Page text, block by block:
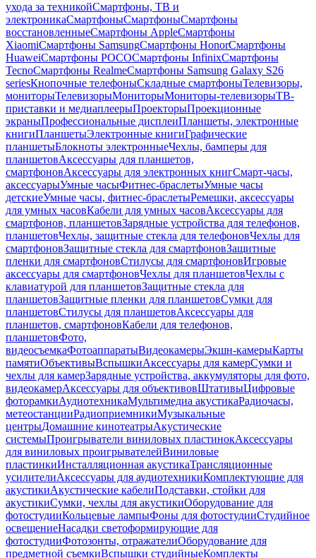
ухода за техникойСмартфоны, ТВ и
электроникаСмартфоныСмартфоныСмартфоны
восстановленныеСмартфоны AppleСмартфоны
XiaomiСмартфоны SamsungСмартфоны HonorСмартфоны
HuaweiСмартфоны POCOСмартфоны InfinixСмартфоны
TecnoСмартфоны RealmeСмартфоны Samsung Galaxy S26
seriesКнопочные телефоныСкладные смартфоныТелевизоры,
мониторыТелевизорыМониторыМониторы-телевизорыТВ-
приставки и медиаплеерыПроекторыПроекционные
экраныПрофессиональные дисплеиПланшеты, электронные
книгиПланшетыЭлектронные книгиГрафические
планшетыБлокноты электронныеЧехлы, бамперы для
планшетовАксессуары для планшетов,
смартфоновАксессуары для электронных книгСмарт-часы,
аксессуарыУмные часыФитнес-браслетыУмные часы
детскиеУмные часы, фитнес-браслетыРемешки, аксессуары
для умных часовКабели для умных часовАксессуары для
смартфонов, планшетовЗарядные устройства для телефонов,
планшетовЧехлы, защитные стекла для телефоновЧехлы для
смартфоновЗащитные стекла для смартфоновЗащитные
пленки для смартфоновСтилусы для смартфоновИгровые
аксессуары для смартфоновЧехлы для планшетовЧехлы с
клавиатурой для планшетовЗащитные стекла для
планшетовЗащитные пленки для планшетовСумки для
планшетовСтилусы для планшетовАксессуары для
планшетов, смартфоновКабели для телефонов,
планшетовФото,
видеосъемкаФотоаппаратыВидеокамерыЭкшн-камерыКарты
памятиОбъективыВспышкиАксессуары для камерСумки и
чехлы для камерЗарядные устройства, аккумуляторы для фото,
видеокамерАксессуары для объективовШтативыЦифровые
фоторамкиАудиотехникаМультимедиа акустикаРадиочасы,
метеостанцииРадиоприемникиМузыкальные
центрыДомашние кинотеатрыАкустические
системыПроигрыватели виниловых пластинокАксессуары
для виниловых проигрывателейВиниловые
пластинкиИнсталляционная акустикаТрансляционные
усилителиАксессуары для аудиотехникиКомплектующие для
акустикиАкустические кабелиПодставки, стойки для
акустикиСумки, чехлы для акустикиОборудование для
фотостудииКольцевые лампыФоны для фотостудииСтудийное
освещениеНасадки светоформирующие для
фотостудииФотозонты, отражателиОборудование для
предметной съемкиВспышки студийныеКомплекты